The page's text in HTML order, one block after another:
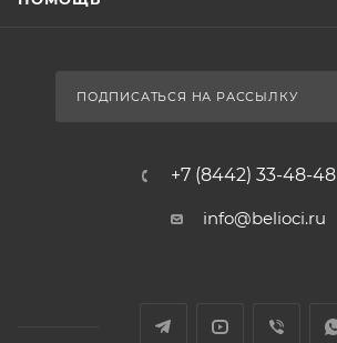
ПОДПИСАТЬСЯ НА РАССЫЛКУ
+7 (8442) 33-48-48
info@belioci.ru